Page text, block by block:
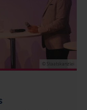
© Staatskanzlei